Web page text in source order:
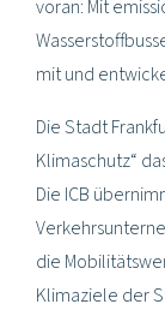
voran: Mit
mit und
Die Stadt
Klimaschutz“
Die ICB
die
Klimaziele der